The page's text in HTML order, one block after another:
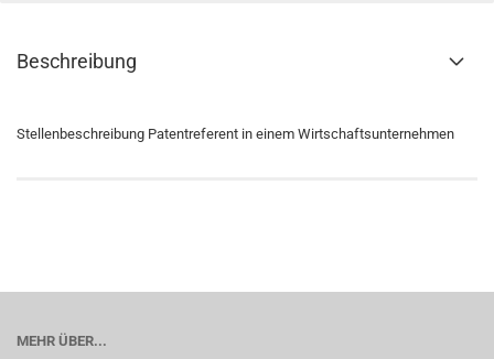
Beschreibung
Stellenbeschreibung Patentreferent in einem Wirtschaftsunternehmen
MEHR ÜBER...